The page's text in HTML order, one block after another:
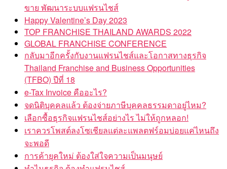
ขาย พัฒนาระบบแฟรนไชส์
Happy Valentine’s Day 2023
TOP FRANCHISE THAILAND AWARDS 2022
GLOBAL FRANCHISE CONFERENCE
กลับมาอีกครั้งกับงานแฟรนไชส์และโอกาสทางธุรกิจ
Thailand Franchise and Business Opportunities
(TFBO) ปีที่ 18
e-Tax Invoice คืออะไร?
จดนิติบุคคลแล้ว ต้องจ่ายภาษีบุคคลธรรมดาอยู่ไหม?
เลือกซื้อธุรกิจแฟรนไชส์อย่างไร ไม่ให้ถูกหลอก!
เราควรโพสต์ลงโซเชียลแต่ละแพลตฟร์อมบ่อยแค่ไหนถึง
จะพอดี
การค้ายุคใหม่ ต้องใส่ใจความเป็นมนุษย์